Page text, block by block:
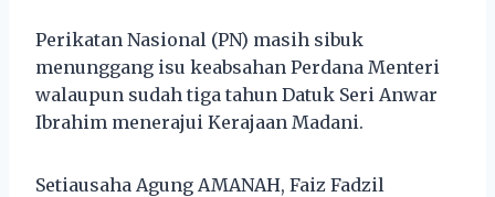
Perikatan Nasional (PN) masih sibuk
menunggang isu keabsahan Perdana Menteri
walaupun sudah tiga tahun Datuk Seri Anwar
Ibrahim menerajui Kerajaan Madani.
Setiausaha Agung AMANAH, Faiz Fadzil